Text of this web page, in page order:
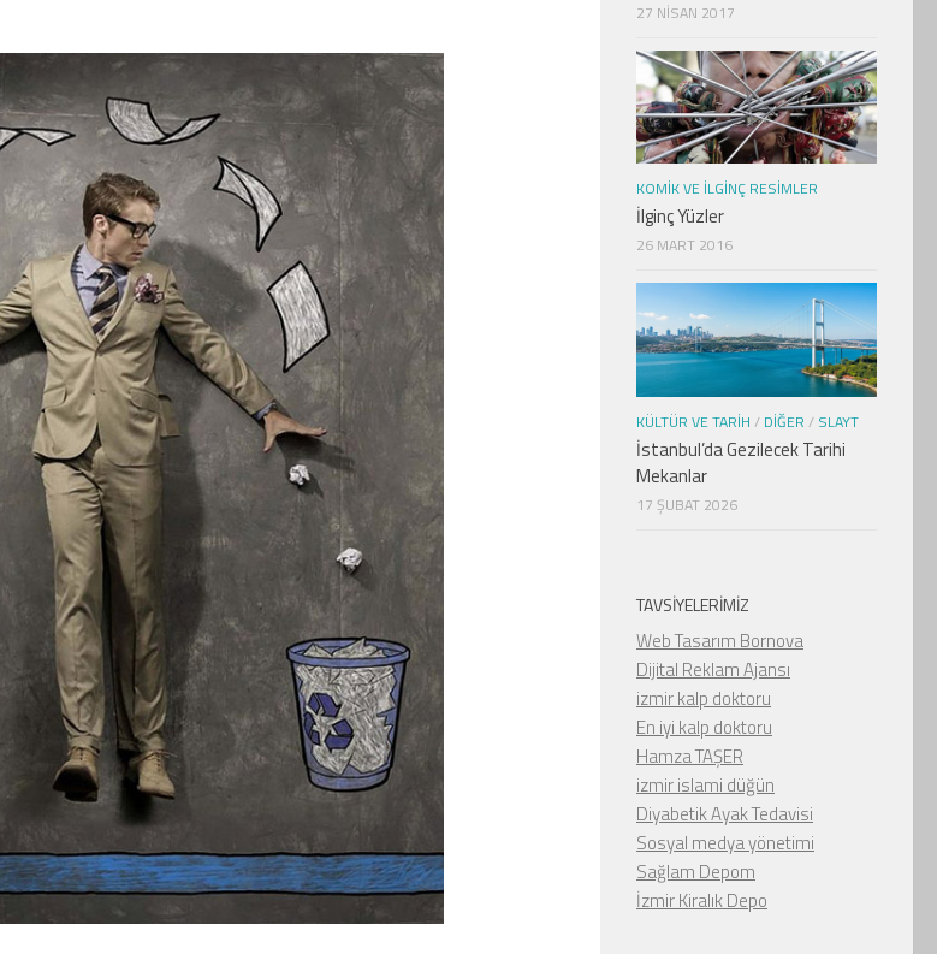
27 NISAN 2017
KOMIK VE İLGINÇ RESIMLER
İlginç Yüzler
26 MART 2016
KÜLTÜR VE TARIH / DIĞER / SLAYT
İstanbul’da Gezilecek Tarihi
Mekanlar
17 ŞUBAT 2026
TAVSIYELERIMIZ
Web Tasarım Bornova
Dijital Reklam Ajansı
izmir kalp doktoru
En iyi kalp doktoru
Hamza TAŞER
izmir islami düğün
Diyabetik Ayak Tedavisi
Sosyal medya yönetimi
Sağlam Depom
İzmir Kiralık Depo